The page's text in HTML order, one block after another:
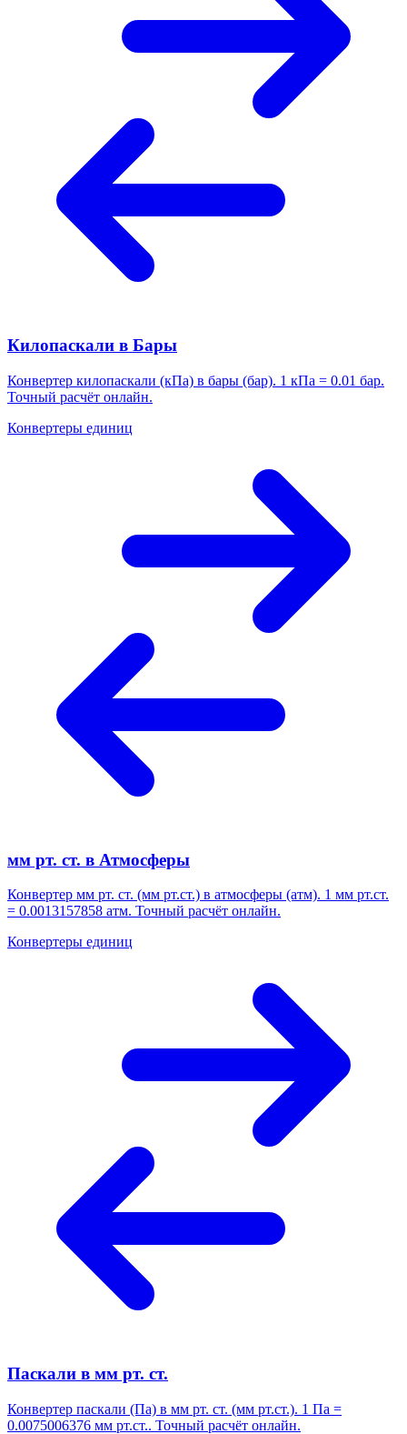
Килопаскали в Бары
Конвертер килопаскали (кПа) в бары (бар). 1 кПа = 0.01 бар.
Точный расчёт онлайн.
Конвертеры единиц
мм рт. ст. в Атмосферы
Конвертер мм рт. ст. (мм рт.ст.) в атмосферы (атм). 1 мм рт.ст.
= 0.0013157858 атм. Точный расчёт онлайн.
Конвертеры единиц
Паскали в мм рт. ст.
Конвертер паскали (Па) в мм рт. ст. (мм рт.ст.). 1 Па =
0.0075006376 мм рт.ст.. Точный расчёт онлайн.